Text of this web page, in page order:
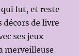
qui fut, et reste
décors de livre
ses jeux
merveilleuse